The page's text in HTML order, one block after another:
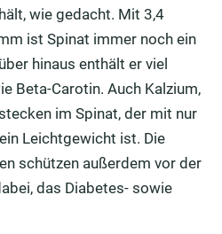
wie gedacht. Mit 3,4
ist Spinat immer noch ein
hinaus enthält er viel
Beta-Carotin. Auch Kalzium,
im Spinat, der mit nur
Leichtgewicht ist. Die
schützen außerdem vor der
das Diabetes- sowie